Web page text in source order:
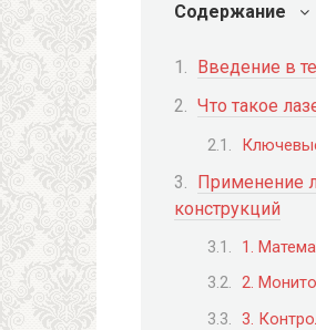
Содержание
Введение в
Что такое
Применение
конструкций
1.
2.
3.